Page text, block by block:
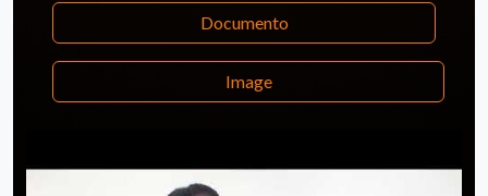
Documento
Image